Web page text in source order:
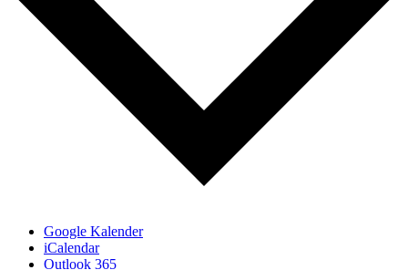
Google Kalender
iCalendar
Outlook 365